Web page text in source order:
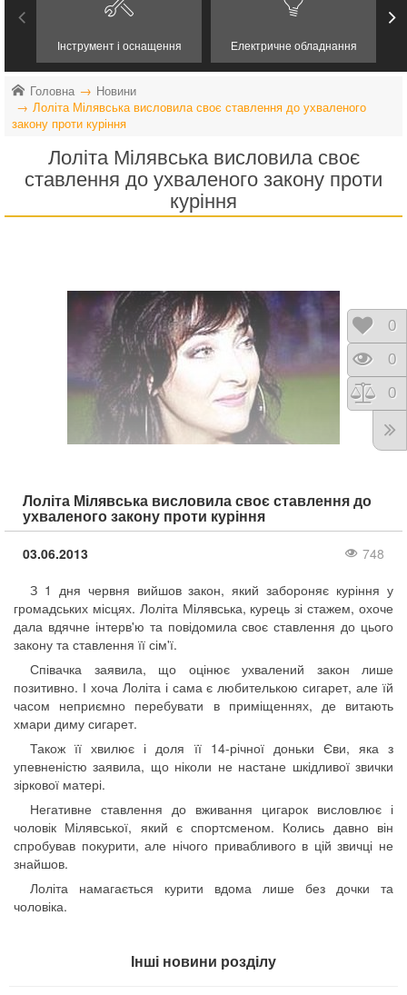
Інструмент і оснащення Електричне обладнання
Головна
Новини
Лоліта Мілявська висловила своє ставлення до ухваленого
закону проти куріння
Лоліта Мілявська висловила своє
ставлення до ухваленого закону проти
куріння
Лоліта Мілявська висловила своє ставлення до
ухваленого закону проти куріння
03.06.2013
748
З 1 дня червня вийшов закон, який забороняє куріння у
громадських місцях. Лоліта Мілявська, курець зі стажем, охоче
дала вдячне інтерв'ю та повідомила своє ставлення до цього
закону та ставлення її сім'ї.
Співачка заявила, що оцінює ухвалений закон лише
позитивно. І хоча Лоліта і сама є любителькою сигарет, але їй
часом неприємно перебувати в приміщеннях, де витають
хмари диму сигарет.
Також її хвилює і доля її 14-річної доньки Єви, яка з
упевненістю заявила, що ніколи не настане шкідливої ​​звички
зіркової матері.
Негативне ставлення до вживання цигарок висловлює і
чоловік Мілявської, який є спортсменом. Колись давно він
спробував покурити, але нічого привабливого в цій звичці не
знайшов.
Лоліта намагається курити вдома лише без дочки та
чоловіка.
Інші новини розділу
0
0
0